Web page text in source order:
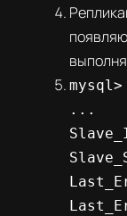
mysql>
...